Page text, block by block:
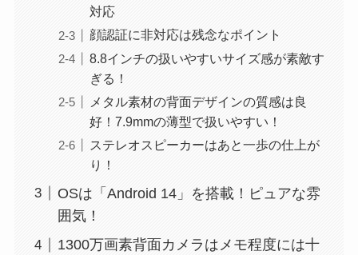
対応
顔認証に非対応は残念なポイント
8.8インチの扱いやすいサイズ感が素敵す
ぎる！
メタル素材の背面デザインの質感は良
好！7.9mmの薄型で扱いやすい！
ステレオスピーカーはあと一歩の仕上が
り！
OSは「Android 14」を搭載！ピュアな雰
囲気！
1300万画素背面カメラはメモ程度には十